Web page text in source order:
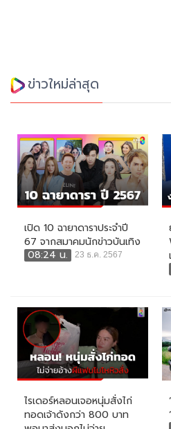
ข่าวใหม่ล่าสุด
เปิด 10 ฉายาดาราประจำปี
67 จากสมาคมนักข่าวบันเทิง
08:24 น.
23 ธ.ค. 2567
ไรเดอร์หลอนเจอหนุ่มสั่งไก่
ทอดเจ้าดังกว่า 800 บาท